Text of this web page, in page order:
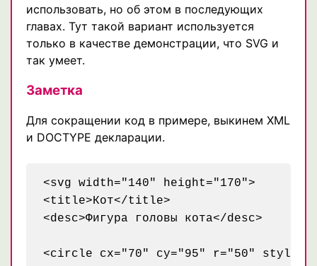
использовать, но об этом в последующих
главах. Тут такой вариант используется
только в качестве демонстрации, что SVG и
так умеет.
Заметка
Для сокращении код в примере, выкинем XML
и DOCTYPE декларации.
<svg width="140" height="170">
<title>Кот</title>
<desc>Фигура головы кота</desc>
<circle cx="70" cy="95" r="50"